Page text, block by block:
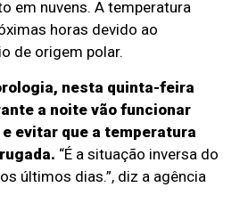
em nuvens. A temperatura
horas devido ao
de origem polar.
nesta quinta-feira
a noite vão funcionar
evitar que a temperatura
“É a situação inversa do
últimos dias.”, diz a agência